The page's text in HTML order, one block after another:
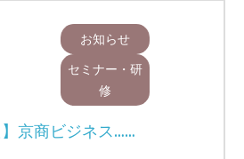
お知らせ
セミナー・研
修
】京商ビジネス……